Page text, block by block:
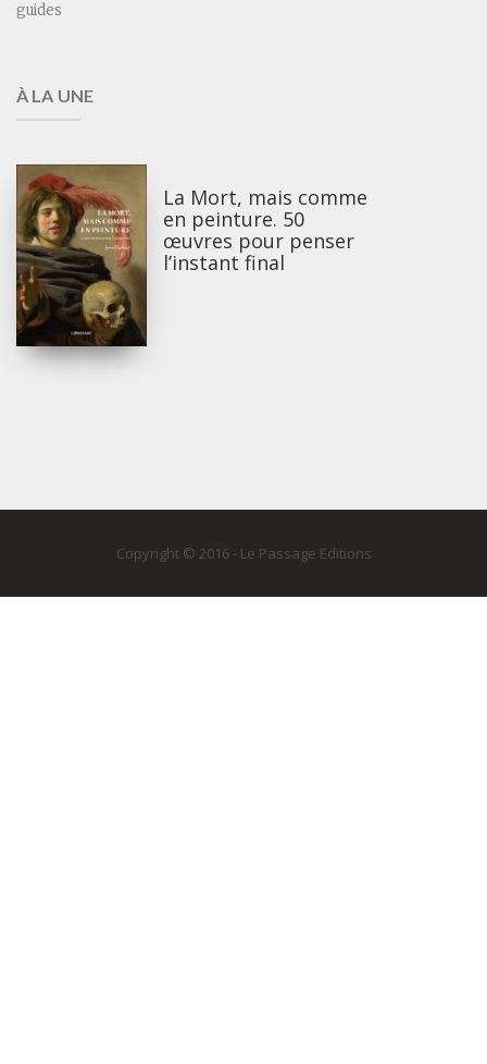
guides
À LA UNE
La Mort, mais comme
en peinture. 50
œuvres pour penser
l’instant final
Copyright © 2016 - Le Passage Editions